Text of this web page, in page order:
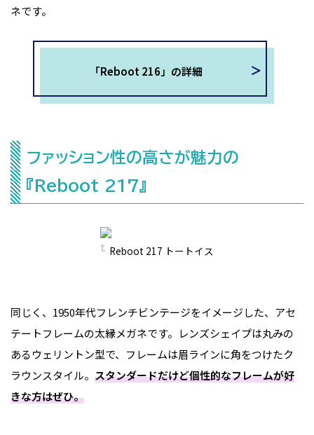
ネです。
「Reboot 216」の詳細
ファッション性の高さが魅力の
『Reboot 217』
Reboot 217 トートイス
同じく、1950年代フレンチビンテージをイメージした、アセ
テートフレームの太縁メガネです。レンズシェイプは丸みの
あるウェリントン型で、フレームは眉ラインに角をつけたク
ラウンスタイル。 スタンダードだけど個性的なフレームが好
きな方はぜひ。